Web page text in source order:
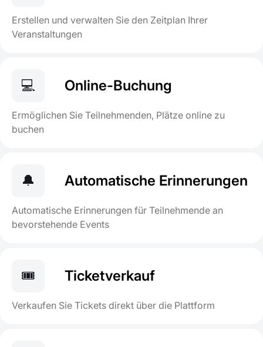
Erstellen und verwalten Sie den Zeitplan Ihrer
Veranstaltungen
💻 Online-Buchung
Ermöglichen Sie Teilnehmenden, Plätze online zu
buchen
🔔 Automatische Erinnerungen
Automatische Erinnerungen für Teilnehmende an
bevorstehende Events
🎟️ Ticketverkauf
Verkaufen Sie Tickets direkt über die Plattform